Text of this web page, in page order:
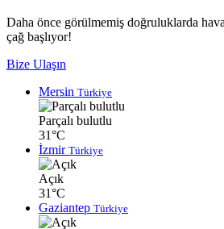
Daha önce görülmemiş doğruluklarda
çağ başlıyor!
Bize Ulaşın
Mersin Türkiye
Parçalı bulutlu
31°C
İzmir Türkiye
Açık
31°C
Gaziantep Türkiye